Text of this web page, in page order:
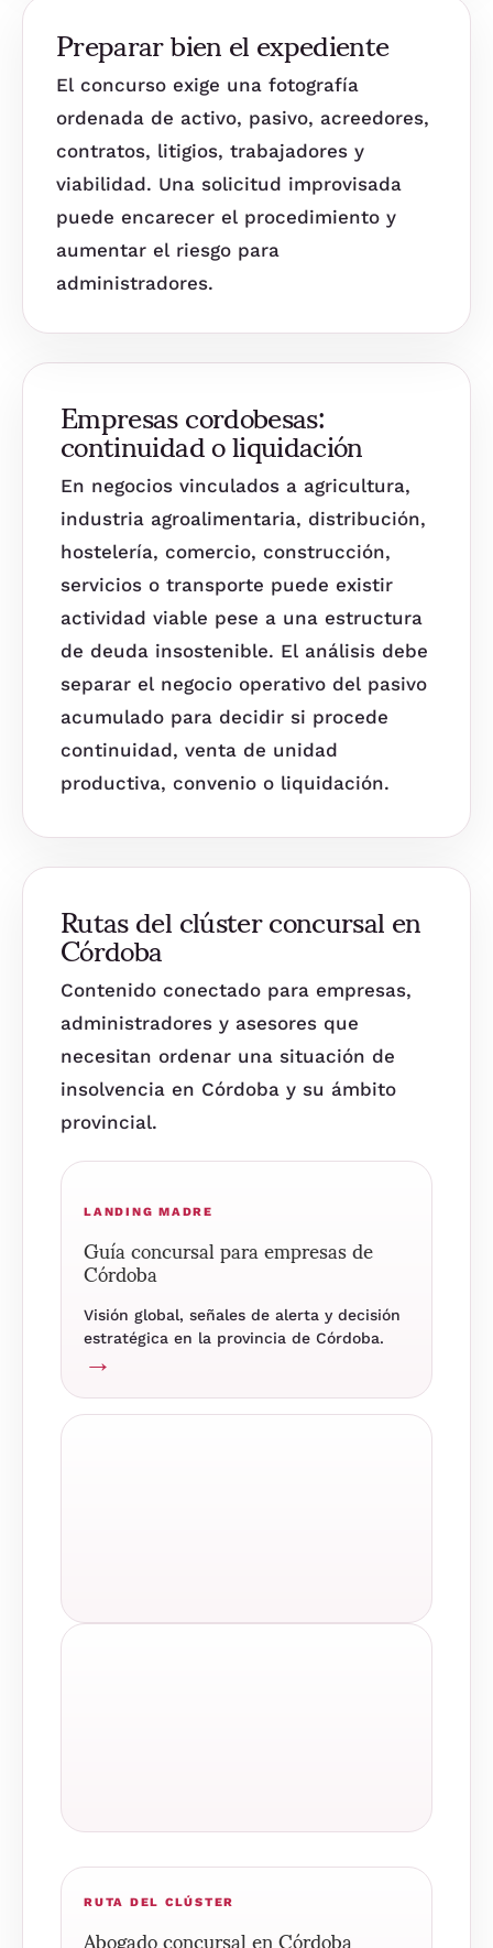
Preparar bien el expediente
El concurso exige una fotografía
ordenada de activo, pasivo, acreedores,
contratos, litigios, trabajadores y
viabilidad. Una solicitud improvisada
puede encarecer el procedimiento y
aumentar el riesgo para
administradores.
Empresas cordobesas:
continuidad o liquidación
En negocios vinculados a agricultura,
industria agroalimentaria, distribución,
hostelería, comercio, construcción,
servicios o transporte puede existir
actividad viable pese a una estructura
de deuda insostenible. El análisis debe
separar el negocio operativo del pasivo
acumulado para decidir si procede
continuidad, venta de unidad
productiva, convenio o liquidación.
Rutas del clúster concursal en
Córdoba
Contenido conectado para empresas,
administradores y asesores que
necesitan ordenar una situación de
insolvencia en Córdoba y su ámbito
provincial.
LANDING MADRE
Guía concursal para empresas de
Córdoba
Visión global, señales de alerta y decisión
estratégica en la provincia de Córdoba.
→
RUTA DEL CLÚSTER